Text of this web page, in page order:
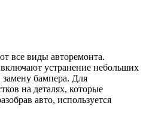
все виды авторемонта.
устранение небольших
бампера. Для
на деталях, которые
авто, используется